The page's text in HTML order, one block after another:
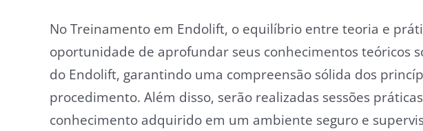
No Treinamento em Endolift, o equilíbrio entre teoria e
oportunidade de aprofundar seus conhecimentos teóricos
do Endolift, garantindo uma compreensão sólida dos
procedimento. Além disso, serão realizadas sessões
conhecimento adquirido em um ambiente seguro e